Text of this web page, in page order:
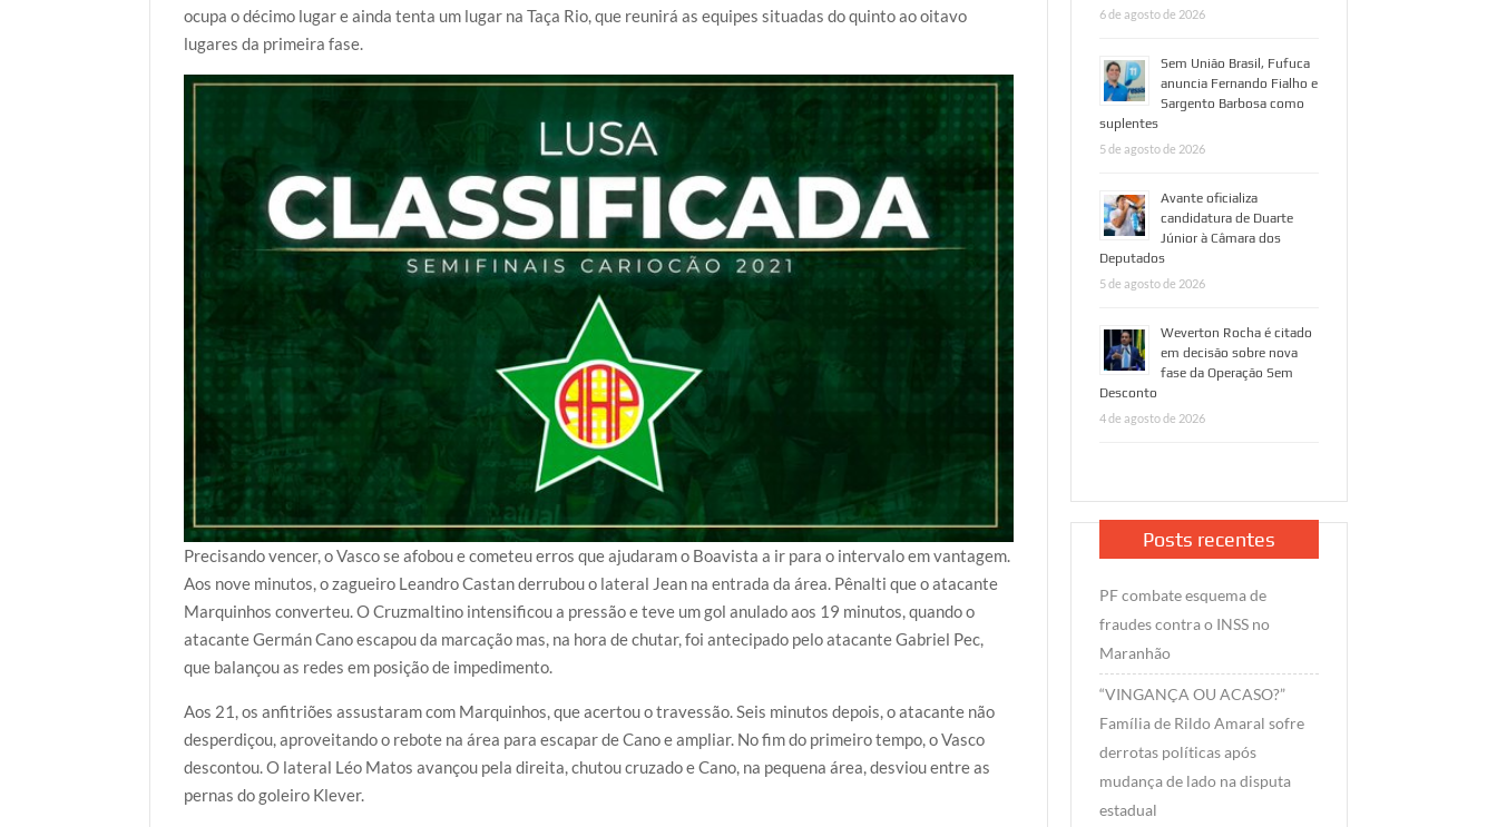
ocupa o décimo lugar e ainda tenta um lugar na Taça Rio, que reunirá as equipes situadas do quinto ao oitavo
lugares da primeira fase.
Precisando vencer, o Vasco se afobou e cometeu erros que ajudaram o Boavista a ir para o intervalo em vantagem.
Aos nove minutos, o zagueiro Leandro Castan derrubou o lateral Jean na entrada da área. Pênalti que o atacante
Marquinhos converteu. O Cruzmaltino intensificou a pressão e teve um gol anulado aos 19 minutos, quando o
atacante Germán Cano escapou da marcação mas, na hora de chutar, foi antecipado pelo atacante Gabriel Pec,
que balançou as redes em posição de impedimento.
Aos 21, os anfitriões assustaram com Marquinhos, que acertou o travessão. Seis minutos depois, o atacante não
desperdiçou, aproveitando o rebote na área para escapar de Cano e ampliar. No fim do primeiro tempo, o Vasco
descontou. O lateral Léo Matos avançou pela direita, chutou cruzado e Cano, na pequena área, desviou entre as
pernas do goleiro Klever.
6 de agosto de 2026
Sem União Brasil, Fufuca
anuncia Fernando Fialho e
Sargento Barbosa como
suplentes
5 de agosto de 2026
Avante oficializa
candidatura de Duarte
Júnior à Câmara dos
Deputados
5 de agosto de 2026
Weverton Rocha é citado
em decisão sobre nova
fase da Operação Sem
Desconto
4 de agosto de 2026
Posts recentes
PF combate esquema de
fraudes contra o INSS no
Maranhão
“VINGANÇA OU ACASO?”
Família de Rildo Amaral sofre
derrotas políticas após
mudança de lado na disputa
estadual